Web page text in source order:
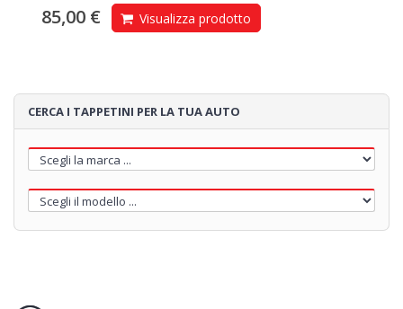
85,00 € Visualizza prodotto
CERCA I TAPPETINI PER LA TUA AUTO